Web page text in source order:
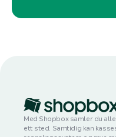
Med Shopbox samler du
ett sted. Samtidig kan